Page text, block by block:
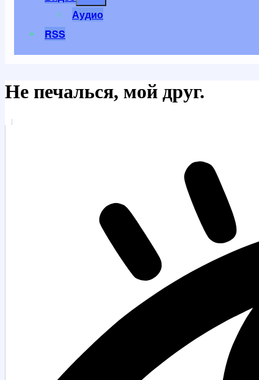
Аудио
RSS
Не печалься, мой друг.